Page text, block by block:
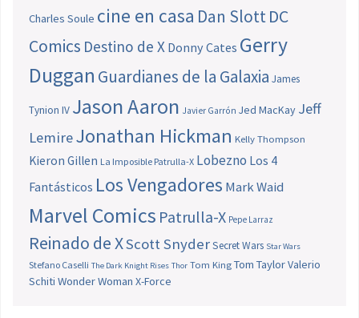
Charles Soule cine en casa Dan SlottDC
Comics Destino de X Donny Cates Gerry
Duggan Guardianes de la Galaxia James
Tynion IV Jason Aaron Javier Garrón Jed MacKay Jeff
LemireJonathan Hickman Kelly Thompson
Kieron Gillen La Imposible Patrulla-X Lobezno Los 4
Fantásticos Los Vengadores Mark Waid
Marvel Comics Patrulla-X Pepe Larraz
Reinado de XScott SnyderSecret Wars Star Wars
Stefano Caselli The Dark Knight Rises Thor Tom King Tom TaylorValerio
Schiti Wonder Woman X-Force